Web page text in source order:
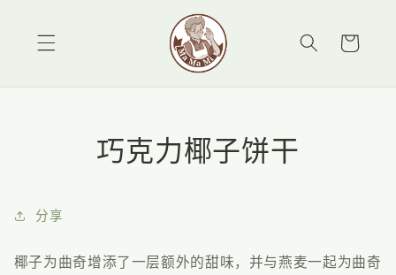
物
巧克力椰子饼干
分享
椰子为曲奇增添了一层额外的甜味，并与燕麦一起为曲奇